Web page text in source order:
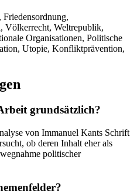
Völkerrecht, Weltrepublik,
Organisationen, Politische
Utopie, Konfliktprävention,
grundsätzlich?
von Immanuel Kants Schrift
ob deren Inhalt eher als
politischer